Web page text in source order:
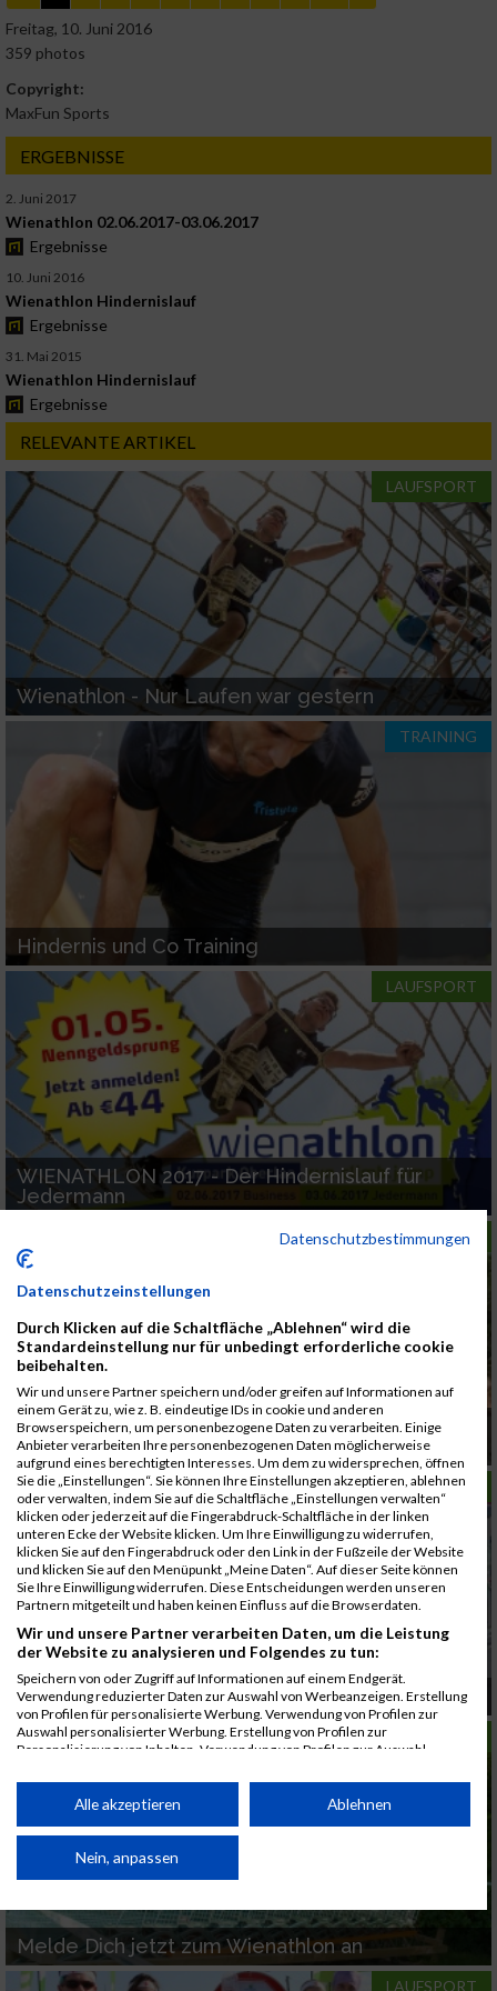
Freitag, 10. Juni 2016
359 photos
Copyright:
MaxFun Sports
ERGEBNISSE
2. Juni 2017
Wienathlon 02.06.2017-03.06.2017
Ergebnisse
10. Juni 2016
Wienathlon Hindernislauf
Ergebnisse
31. Mai 2015
Wienathlon Hindernislauf
Ergebnisse
RELEVANTE ARTIKEL
LAUFSPORT
Wienathlon - Nur Laufen war gestern
TRAINING
Hindernis und Co Training
LAUFSPORT
WIENATHLON 2017 - Der Hindernislauf für
Jedermann
LAUFSPORT
Die Wienathlon Bewerbe garantieren wieder
Spaß und Action
LAUFSPORT
Spare beim Nenngeld bis 31. Dezember
LAUFSPORT
Melde Dich jetzt zum Wienathlon an
LAUFSPORT
Datenschutzbestimmungen
Datenschutzeinstellungen
Durch Klicken auf die Schaltfläche „Ablehnen“ wird die
Standardeinstellung nur für unbedingt erforderliche cookie
beibehalten.
Wir und unsere Partner speichern und/oder greifen auf Informationen auf
einem Gerät zu, wie z. B. eindeutige IDs in cookie und anderen
Browserspeichern, um personenbezogene Daten zu verarbeiten. Einige
Anbieter verarbeiten Ihre personenbezogenen Daten möglicherweise
aufgrund eines berechtigten Interesses. Um dem zu widersprechen, öffnen
Sie die „Einstellungen“. Sie können Ihre Einstellungen akzeptieren, ablehnen
oder verwalten, indem Sie auf die Schaltfläche „Einstellungen verwalten“
klicken oder jederzeit auf die Fingerabdruck-Schaltfläche in der linken
unteren Ecke der Website klicken. Um Ihre Einwilligung zu widerrufen,
klicken Sie auf den Fingerabdruck oder den Link in der Fußzeile der Website
und klicken Sie auf den Menüpunkt „Meine Daten“. Auf dieser Seite können
Sie Ihre Einwilligung widerrufen. Diese Entscheidungen werden unseren
Partnern mitgeteilt und haben keinen Einfluss auf die Browserdaten.
Wir und unsere Partner verarbeiten Daten, um die Leistung
der Website zu analysieren und Folgendes zu tun:
Speichern von oder Zugriff auf Informationen auf einem Endgerät.
Verwendung reduzierter Daten zur Auswahl von Werbeanzeigen. Erstellung
von Profilen für personalisierte Werbung. Verwendung von Profilen zur
Auswahl personalisierter Werbung. Erstellung von Profilen zur
Personalisierung von Inhalten. Verwendung von Profilen zur Auswahl
Performance von Inhalten. Analyse von Zielgruppen durch Statistiken oder
Kombinationen von Daten aus verschiedenen Quellen. Entwicklung und
von Inhalten.
Daten können außerhalb der Europäischen Union weitergegeben und in die
Website/App.
Partnerliste anzeigen (1 IAB-Anbieter)
Alle akzeptieren Ablehnen
Nein, anpassen